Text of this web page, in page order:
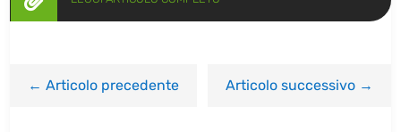
←Articolo precedente Articolo successivo→